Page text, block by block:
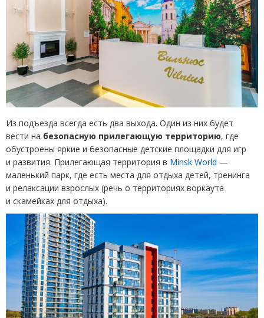
Из подъезда всегда есть два выхода. Один из них будет
вести на безопасную прилегающую территорию, где
обустроены яркие и безопасные детские площадки для игр
и развития. Прилегающая территория в Minsk World —
маленький парк, где есть места для отдыха детей, тренинга
и релаксации взрослых (речь о территориях воркаута
и скамейках для отдыха).